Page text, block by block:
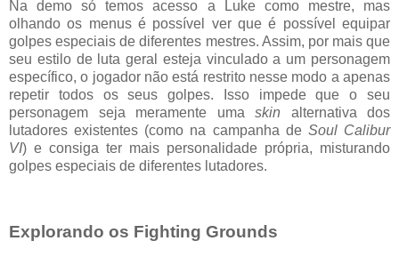
Na demo só temos acesso a Luke como mestre, mas
olhando os menus é possível ver que é possível equipar
golpes especiais de diferentes mestres. Assim, por mais que
seu estilo de luta geral esteja vinculado a um personagem
específico, o jogador não está restrito nesse modo a apenas
repetir todos os seus golpes. Isso impede que o seu
personagem seja meramente uma skin alternativa dos
lutadores existentes (como na campanha de Soul Calibur
VI) e consiga ter mais personalidade própria, misturando
golpes especiais de diferentes lutadores.
Explorando os Fighting Grounds